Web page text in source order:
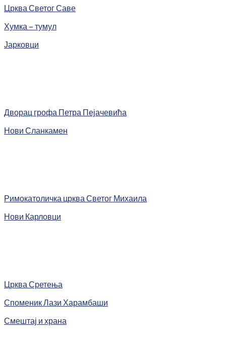
Црква Светог Саве
Хумка – тумул
Јарковци
Дворац грофа Петра Пејачевића
Нови Сланкамен
Римокатоличка црква Светог Михаила
Нови Карловци
Црква Сретења
Споменик Лази Харамбаши
Смештај и храна